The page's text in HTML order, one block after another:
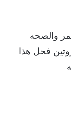
والصحه
فحل هذا